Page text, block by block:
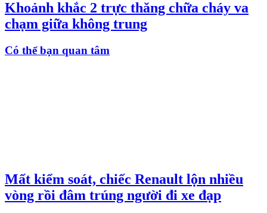
Khoảnh khắc 2 trực thăng chữa cháy va
chạm giữa không trung
Có thể bạn quan tâm
Mất kiểm soát, chiếc Renault lộn nhiều
vòng rồi đâm trúng người đi xe đạp